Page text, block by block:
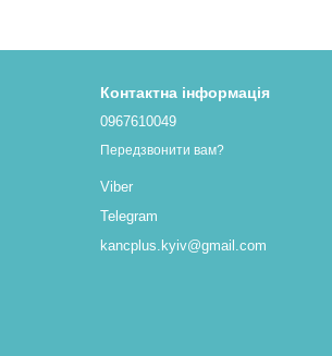
Контактна інформація
0967610049
Передзвонити вам?
Viber
Telegram
kancplus.kyiv@gmail.com